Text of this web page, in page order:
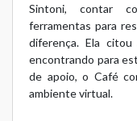
Sintoni, contar
ferramentas para
diferença. Ela
encontrando para
de apoio, o Café
ambiente virtual.